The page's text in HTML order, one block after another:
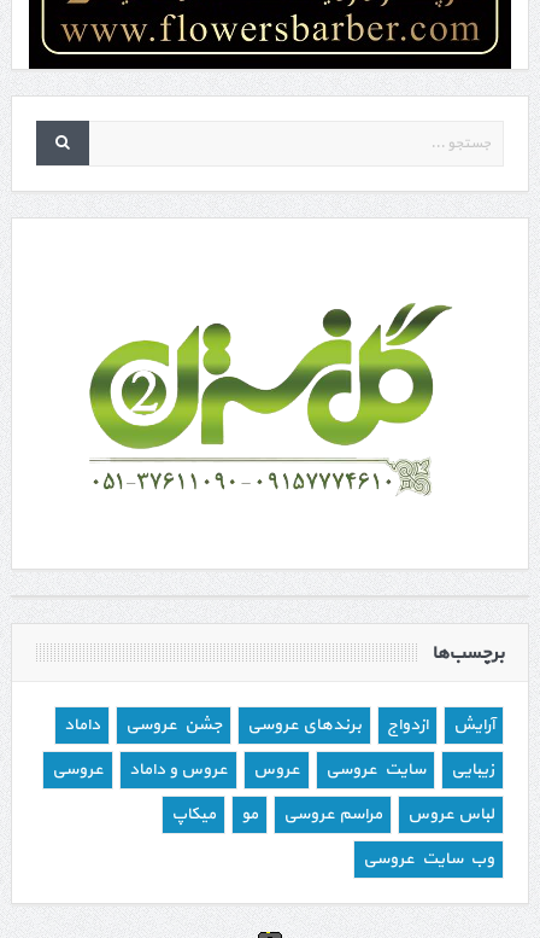
برچسب‌ها
آرایش ازدواج برندهای عروسی جشن عروسی
داماد
زیبایی
سایت عروسی عروس عروس و داماد
عروسی
لباس عروس
مراسم عروسی مو
میکاپ
وب سایت عروسی